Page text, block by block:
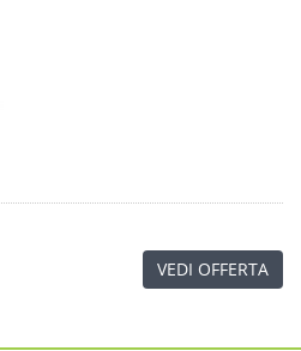
VEDI OFFERTA